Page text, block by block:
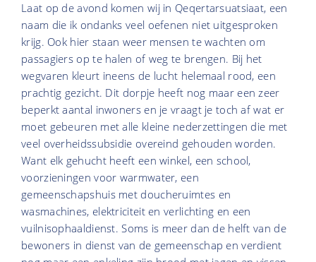
Laat op de avond komen wij in Qeqertarsuatsiaat, een
naam die ik ondanks veel oefenen niet uitgesproken
krijg. Ook hier staan weer mensen te wachten om
passagiers op te halen of weg te brengen. Bij het
wegvaren kleurt ineens de lucht helemaal rood, een
prachtig gezicht. Dit dorpje heeft nog maar een zeer
beperkt aantal inwoners en je vraagt je toch af wat er
moet gebeuren met alle kleine nederzettingen die met
veel overheidssubsidie overeind gehouden worden.
Want elk gehucht heeft een winkel, een school,
voorzieningen voor warmwater, een
gemeenschapshuis met doucheruimtes en
wasmachines, elektriciteit en verlichting en een
vuilnisophaaldienst. Soms is meer dan de helft van de
bewoners in dienst van de gemeenschap en verdient